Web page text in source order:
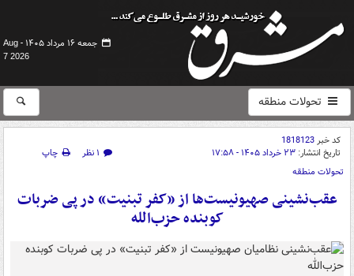
جمعه ۱۶ مرداد ۱۴۰۵ -
Aug
7 2026
تحولات منطقه
کد خبر1818123
تاریخ انتشار: ۲۳ خرداد ۱۴۰۵ - ۱۷:۵۸ ۱ نظر
چاپ
تحولات منطقه
عقب‌نشینی صهیونیست‌ها از «کفر تبنیت» در پی ضربات
کوبنده حزب‌الله